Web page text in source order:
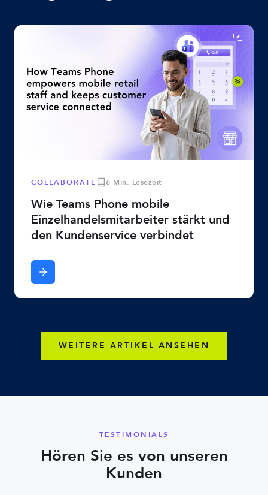
COLLABORATE 6 Min. Lesezeit
Wie Teams Phone mobile
Einzelhandelsmitarbeiter stärkt und
den Kundenservice verbindet
WEITERE ARTIKEL ANSEHEN
TESTIMONIALS
Hören Sie es von unseren
Kunden